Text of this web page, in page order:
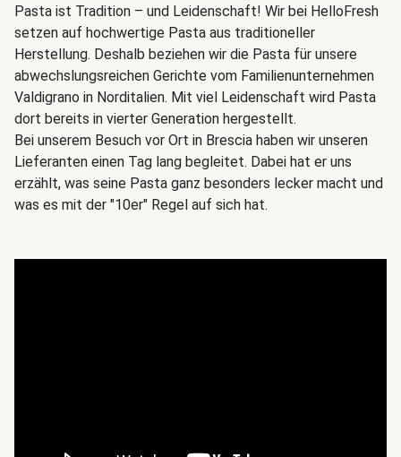
Pasta ist Tradition – und Leidenschaft! Wir bei HelloFresh
setzen auf hochwertige Pasta aus traditioneller
Herstellung. Deshalb beziehen wir die Pasta für unsere
abwechslungsreichen Gerichte vom Familienunternehmen
Valdigrano in Norditalien. Mit viel Leidenschaft wird Pasta
dort bereits in vierter Generation hergestellt.
Bei unserem Besuch vor Ort in Brescia haben wir unseren
Lieferanten einen Tag lang begleitet. Dabei hat er uns
erzählt, was seine Pasta ganz besonders lecker macht und
was es mit der "10er" Regel auf sich hat.